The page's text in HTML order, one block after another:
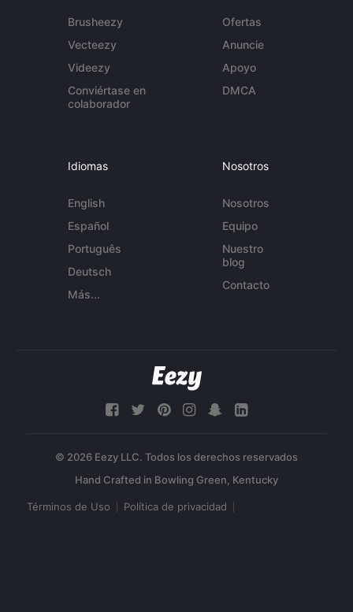
Brusheezy
Vecteezy
Videezy
Conviértase en
colaborador
Ofertas
Anuncie
Apoyo
DMCA
Idiomas
English
Español
Português
Deutsch
Más...
Nosotros
Nosotros
Equipo
Nuestro
blog
Contacto
© 2026 Eezy LLC. Todos los derechos reservados
Términos de Uso Política de privacidad